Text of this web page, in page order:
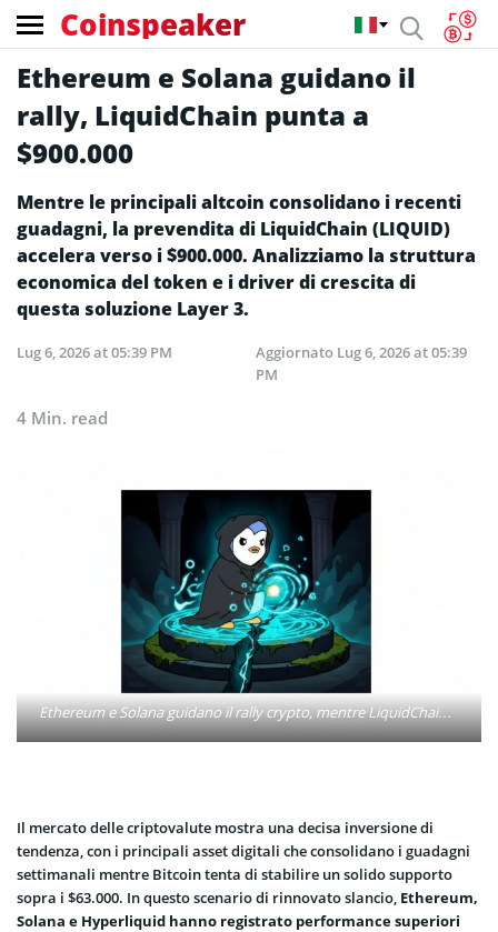
Coinspeaker
Ethereum e Solana guidano il
rally, LiquidChain punta a
$900.000
Mentre le principali altcoin consolidano i recenti
guadagni, la prevendita di LiquidChain (LIQUID)
accelera verso i $900.000. Analizziamo la struttura
economica del token e i driver di crescita di
questa soluzione Layer 3.
Lug 6, 2026 at 05:39 PM Aggiornato Lug 6, 2026 at 05:39
PM
4 Min. read
Ethereum e Solana guidano il rally crypto, mentre LiquidChain (LIQUID) si avvicina ai 900.000 dollari in prevendita.
Il mercato delle criptovalute mostra una decisa inversione di
tendenza, con i principali asset digitali che consolidano i guadagni
settimanali mentre Bitcoin tenta di stabilire un solido supporto
sopra i $63.000. In questo scenario di rinnovato slancio, Ethereum,
Solana e Hyperliquid hanno registrato performance superiori